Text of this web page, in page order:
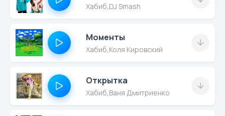
Хабиб DJ Smash
Моменты
Хабиб Коля Кировский
Открытка
Хабиб Ваня Дмитриенко